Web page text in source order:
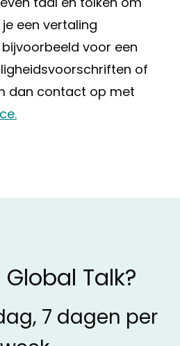
een vertaling
voor een
of
dan contact op met
Talk?
7 dagen per